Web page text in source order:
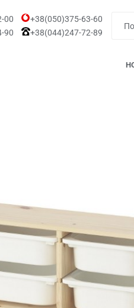
00
+38(050)375-63-60
90
+38(044)247-72-89